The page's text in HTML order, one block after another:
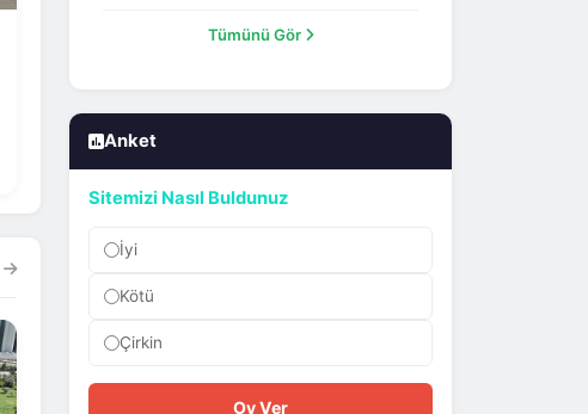
Tümünü Gör
Anket
Sitemizi Nasıl Buldunuz
İyi
Kötü
Çirkin
Oy Ver